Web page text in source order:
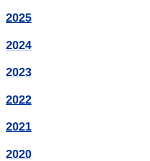
2025
2024
2023
2022
2021
2020